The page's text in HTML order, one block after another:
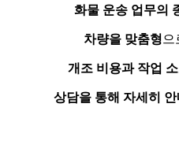
화물 운송 업무의
차량을 맞춤형 으
개조 비용과 작업
상담을 통해 자세히